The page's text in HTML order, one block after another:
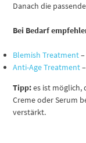
Danach die
Bei Bedarf
Blemish Treatment
Anti-Age Treatment
Tipp:es ist möglich,
Creme oder Serum
verstärkt.